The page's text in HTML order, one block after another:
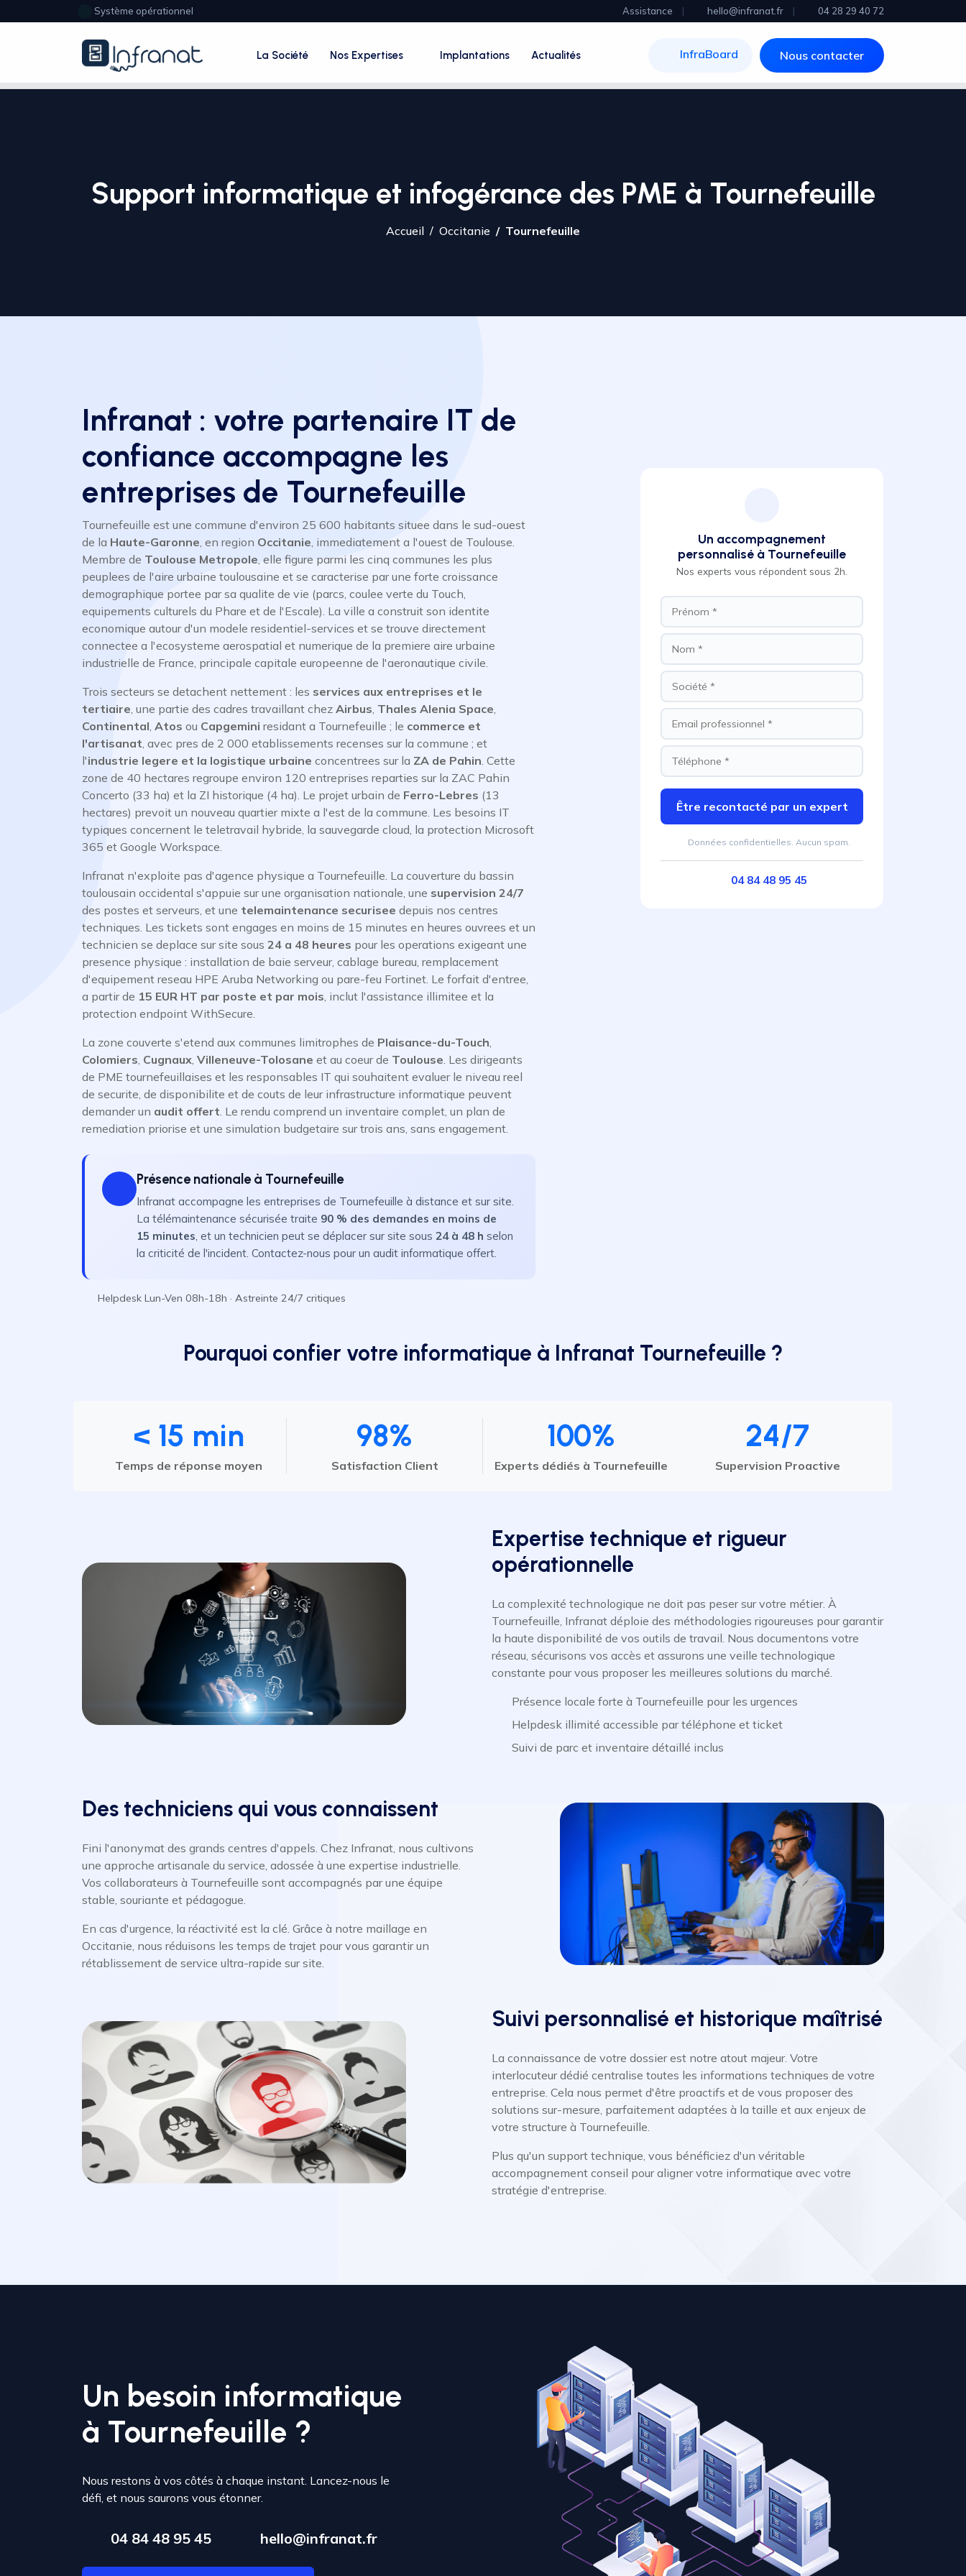
Système opérationnel Assistance | hello@infranat.fr | 04 28 29 40 72
La Société Nos Expertises Implantations Actualités InfraBoard Nous contacter
Support informatique et infogérance des PME à Tournefeuille
Accueil Occitanie Tournefeuille
Infranat : votre partenaire IT de
confiance accompagne les
entreprises de Tournefeuille
Tournefeuille est une commune d'environ 25 600 habitants situee dans le sud-ouest
de la Haute-Garonne, en region Occitanie, immediatement a l'ouest de Toulouse.
Membre de Toulouse Metropole, elle figure parmi les cinq communes les plus
peuplees de l'aire urbaine toulousaine et se caracterise par une forte croissance
demographique portee par sa qualite de vie (parcs, coulee verte du Touch,
equipements culturels du Phare et de l'Escale). La ville a construit son identite
economique autour d'un modele residentiel-services et se trouve directement
connectee a l'ecosysteme aerospatial et numerique de la premiere aire urbaine
industrielle de France, principale capitale europeenne de l'aeronautique civile.
Trois secteurs se detachent nettement : les services aux entreprises et le
tertiaire, une partie des cadres travaillant chez Airbus, Thales Alenia Space,
Continental, Atos ou Capgemini residant a Tournefeuille ; le commerce et
l'artisanat, avec pres de 2 000 etablissements recenses sur la commune ; et
l'industrie legere et la logistique urbaine concentrees sur la ZA de Pahin. Cette
zone de 40 hectares regroupe environ 120 entreprises reparties sur la ZAC Pahin
Concerto (33 ha) et la ZI historique (4 ha). Le projet urbain de Ferro-Lebres (13
hectares) prevoit un nouveau quartier mixte a l'est de la commune. Les besoins IT
typiques concernent le teletravail hybride, la sauvegarde cloud, la protection Microsoft
365 et Google Workspace.
Infranat n'exploite pas d'agence physique a Tournefeuille. La couverture du bassin
toulousain occidental s'appuie sur une organisation nationale, une supervision 24/7
des postes et serveurs, et une telemaintenance securisee depuis nos centres
techniques. Les tickets sont engages en moins de 15 minutes en heures ouvrees et un
technicien se deplace sur site sous 24 a 48 heures pour les operations exigeant une
presence physique : installation de baie serveur, cablage bureau, remplacement
d'equipement reseau HPE Aruba Networking ou pare-feu Fortinet. Le forfait d'entree,
a partir de 15 EUR HT par poste et par mois, inclut l'assistance illimitee et la
protection endpoint WithSecure.
La zone couverte s'etend aux communes limitrophes de Plaisance-du-Touch,
Colomiers, Cugnaux, Villeneuve-Tolosane et au coeur de Toulouse. Les dirigeants
de PME tournefeuillaises et les responsables IT qui souhaitent evaluer le niveau reel
de securite, de disponibilite et de couts de leur infrastructure informatique peuvent
demander un audit offert. Le rendu comprend un inventaire complet, un plan de
remediation priorise et une simulation budgetaire sur trois ans, sans engagement.
Présence nationale à Tournefeuille
Infranat accompagne les entreprises de Tournefeuille à distance et sur site.
La télémaintenance sécurisée traite 90 % des demandes en moins de
15 minutes, et un technicien peut se déplacer sur site sous 24 à 48 h selon
la criticité de l'incident. Contactez-nous pour un audit informatique offert.
Helpdesk Lun-Ven 08h-18h · Astreinte 24/7 critiques
Un accompagnement
personnalisé à Tournefeuille
Nos experts vous répondent sous 2h.
Être recontacté par un expert
Données confidentielles. Aucun spam.
04 84 48 95 45
Pourquoi confier votre informatique à Infranat Tournefeuille ?
< 15 min
Temps de réponse moyen
98%
Satisfaction Client
100%
Experts dédiés à Tournefeuille
24/7
Supervision Proactive
Expertise technique et rigueur
opérationnelle
La complexité technologique ne doit pas peser sur votre métier. À
Tournefeuille, Infranat déploie des méthodologies rigoureuses pour garantir
la haute disponibilité de vos outils de travail. Nous documentons votre
réseau, sécurisons vos accès et assurons une veille technologique
constante pour vous proposer les meilleures solutions du marché.
Présence locale forte à Tournefeuille pour les urgences
Helpdesk illimité accessible par téléphone et ticket
Suivi de parc et inventaire détaillé inclus
Des techniciens qui vous connaissent
Fini l'anonymat des grands centres d'appels. Chez Infranat, nous cultivons
une approche artisanale du service, adossée à une expertise industrielle.
Vos collaborateurs à Tournefeuille sont accompagnés par une équipe
stable, souriante et pédagogue.
En cas d'urgence, la réactivité est la clé. Grâce à notre maillage en
Occitanie, nous réduisons les temps de trajet pour vous garantir un
rétablissement de service ultra-rapide sur site.
Suivi personnalisé et historique maîtrisé
La connaissance de votre dossier est notre atout majeur. Votre
interlocuteur dédié centralise toutes les informations techniques de votre
entreprise. Cela nous permet d'être proactifs et de vous proposer des
solutions sur-mesure, parfaitement adaptées à la taille et aux enjeux de
votre structure à Tournefeuille.
Plus qu'un support technique, vous bénéficiez d'un véritable
accompagnement conseil pour aligner votre informatique avec votre
stratégie d'entreprise.
Un besoin informatique
à Tournefeuille ?
Nous restons à vos côtés à chaque instant. Lancez-nous le
défi, et nous saurons vous étonner.
04 84 48 95 45 hello@infranat.fr